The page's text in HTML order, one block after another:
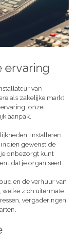
ervaring
van
als zakelijke markt.
onze
aanpak.
installeren
gewenst de
onbezorgt kunt
dat je organiseert.
en de verhuur van
welke zich uitermate
vergaderingen,